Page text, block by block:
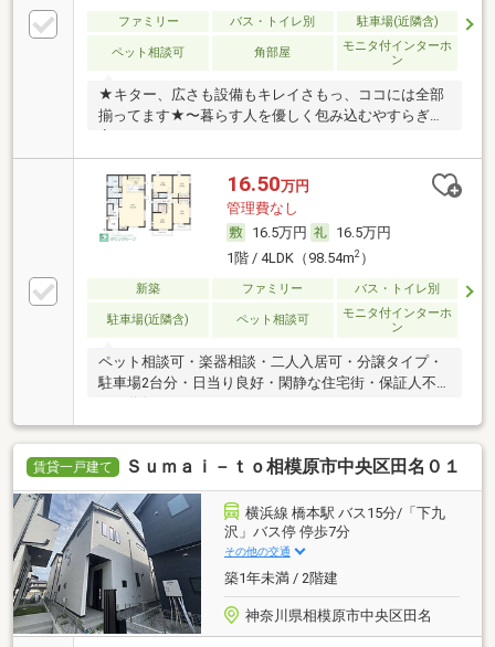
ファミリー バス・トイレ別 駐車場(近隣含)
ペット相談可 角部屋
モニタ付インターホ
ン
★キター、広さも設備もキレイさもっ、ココには全部
揃ってます★〜暮らす人を優しく包み込むやすらぎの
家〜
16.50万円
管理費なし
16.5万円
16.5万円
1階 / 4LDK（98.54m2）
新築 ファミリー バス・トイレ別
駐車場(近隣含) ペット相談可
モニタ付インターホ
ン
ペット相談可・楽器相談・二人入居可・分譲タイプ・
駐車場2台分・日当り良好・閑静な住宅街・保証人不
賃貸一戸建て Ｓｕｍａｉ－ｔｏ相模原市中央区田名０１
横浜線 橋本駅 バス15分/「下九
沢」バス停 停歩7分
その他の交通
築1年未満 / 2階建
神奈川県相模原市中央区田名